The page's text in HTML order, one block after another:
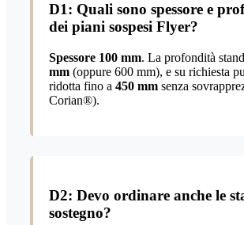
D1: Quali sono spessore e
dei piani sospesi Flyer?
Spessore 100 mm. La profondità
mm (oppure 600 mm), e su richiesta
ridotta fino a 450 mm senza
Corian®).
D2: Devo ordinare anche le
sostegno?